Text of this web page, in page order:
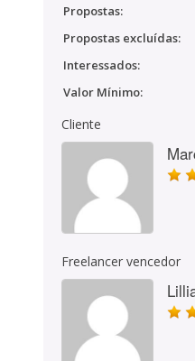
Propostas:
Propostas excluídas:
Interessados:
Valor Mínimo:
Cliente
Freelancer vencedor